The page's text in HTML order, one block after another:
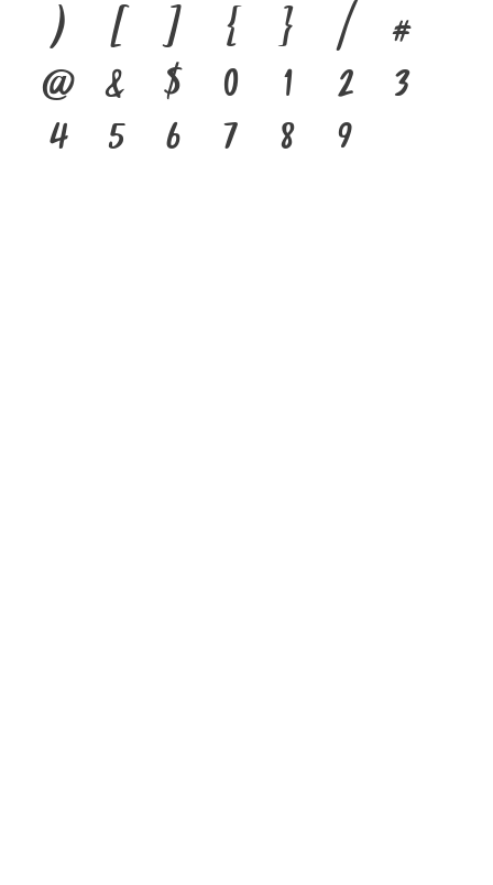
)
[ ] { } /
#
@
& $ 0 1 2
3
4
5 6 7 8 9